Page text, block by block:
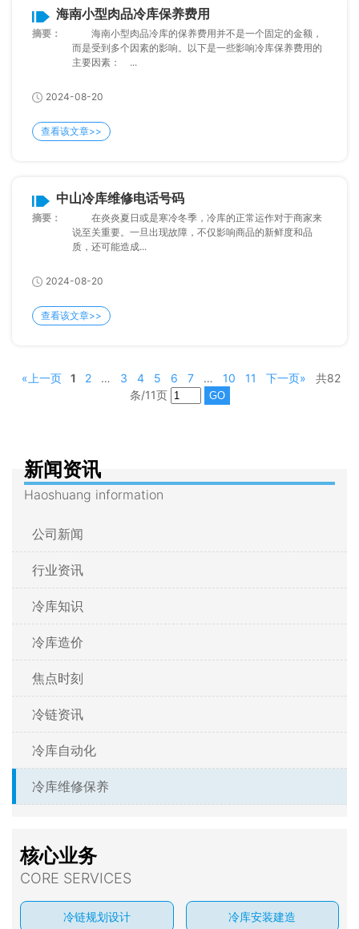
海南小型肉品冷库保养费用
摘要：
海南小型肉品冷库的保养费用并不是一个固定的金额，
而是受到多个因素的影响。以下是一些影响冷库保养费用的
主要因素： ...
2024-08-20
查看该文章>>
中山冷库维修电话号码
摘要：
在炎炎夏日或是寒冷冬季，冷库的正常运作对于商家来
说至关重要。一旦出现故障，不仅影响商品的新鲜度和品
质，还可能造成...
2024-08-20
查看该文章>>
«上一页 1 2 … 3 4 5 6 7 … 10 11 下一页»
共82
条/11页
新闻资讯
Haoshuang information
公司新闻
行业资讯
冷库知识
冷库造价
焦点时刻
冷链资讯
冷库自动化
冷库维修保养
核心业务
CORE SERVICES
冷链规划设计 冷库安装建造